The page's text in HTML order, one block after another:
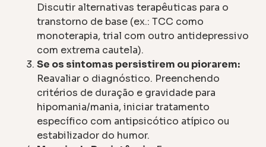
Discutir alternativas terapêuticas para o
transtorno de base (ex.: TCC como
monoterapia, trial com outro antidepressivo
com extrema cautela).
Se os sintomas persistirem ou piorarem:
Reavaliar o diagnóstico. Preenchendo
critérios de duração e gravidade para
hipomania/mania, iniciar tratamento
específico com antipsicótico atípico ou
estabilizador do humor.